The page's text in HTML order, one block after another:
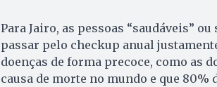
Para Jairo, as pessoas “saudáveis”
passar pelo checkup anual
doenças de forma precoce, como as
causa de morte no mundo e que